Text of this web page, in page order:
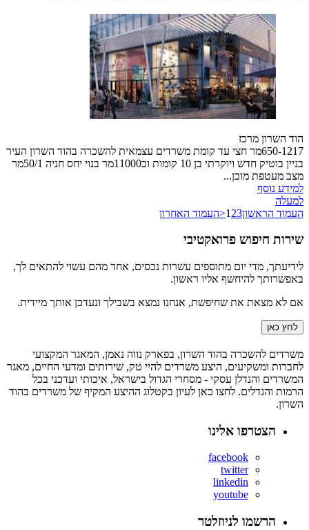
הוד השרון מרכז
650-1217מר חצי עד קומת משרדים עצמאית להשכרה בהוד השרון העיר
בניין בוטיק חדש ויוקרתי בן 10 קומות וכ11000מר בנוי יחס חניה 50/1מר
מצב מעטפת מוכן...
למידע נוסף
למעלה
העמוד הראשון
1 23
<העמוד האחרון
שירות חיפוש פרואקטיבי
לידיעתך, מדי יום מתוספים עשרות נכסים, אחד מהם עשוי להתאים לך,
באפשרותך להיחשף אליו ראשון.
אם לא מצאת את שחיפשת, אנחנו נמצא בשבילך ונעדכן אותך מיידית.
לחץ כאן
משרדים להשכרה בהוד השרון, בפארק נווה נאמן, המאגר המקצועי
לחברות ומשקיעים, היצע משרדים להיי טק, שירותים ומדעי החיים, מאגר
המשרדים והנדלן עסקי - מסחרי הגדול בישראל, איכותי ועדכני בכל
הרמות והגדלים. לחצו כאן לעיון בקטלוג ההיצע המקיף של משרדים בהוד
השרון.
הצטרפו אלינו
facebook
twitter
linkedin
youtube
הרשמו לניוזלטר